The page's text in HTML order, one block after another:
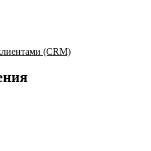
(CRM)